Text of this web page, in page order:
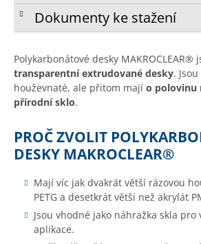
Dokumenty ke stažení
Polykarbonátové desky MAKROCLEAR®
transparentní extrudované desky.
houževnaté, ale přitom mají o polovinu
přírodní sklo.
PROČ ZVOLIT
DESKY MAKROCLEAR®
Mají víc jak dvakrát větší rázovou
PETG a desetkrát větší než akrylát
Jsou vhodné jako náhražka skla pro
aplikace.